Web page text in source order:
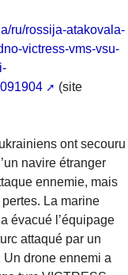
ru/rossija-atakovala-
victress-vms-vsu-
(site
ont secouru
navire étranger
ennemie, mais
La marine
évacué l’équipage
attaqué par un
Un drone ennemi a